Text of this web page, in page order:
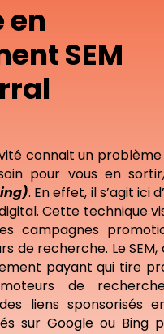
en
SEM
connait un
pour vous en
. En effet, il s’agit ici
Cette technique
campagnes
de recherche. Le
payant qui tire
de
liens sponsorisés
sur Google ou Bing